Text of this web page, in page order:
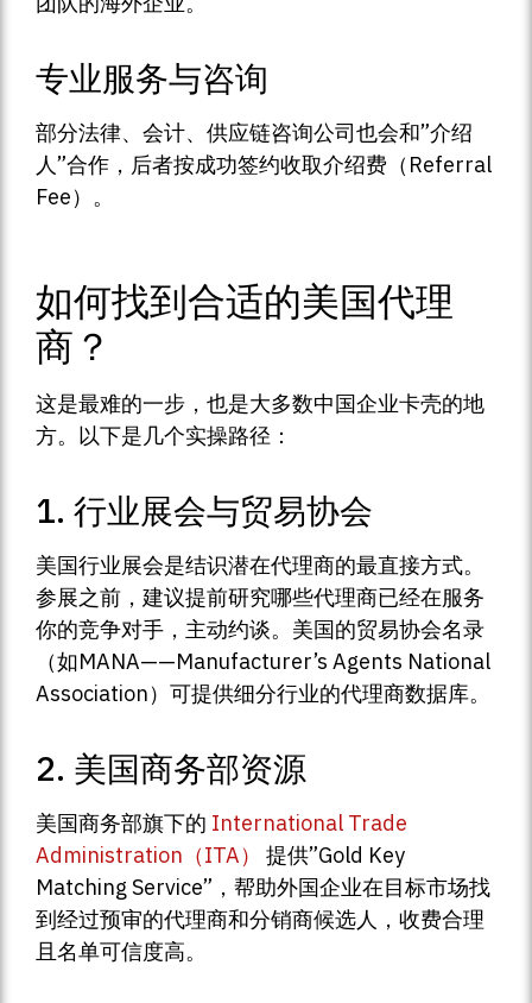
专业服务与咨询
部分法律、会计、供应链咨询公司也会和”介绍
人”合作，后者按成功签约收取介绍费（Referral
Fee）。
如何找到合适的美国代理
商？
这是最难的一步，也是大多数中国企业卡壳的地
方。以下是几个实操路径：
1. 行业展会与贸易协会
美国行业展会是结识潜在代理商的最直接方式。
参展之前，建议提前研究哪些代理商已经在服务
你的竞争对手，主动约谈。美国的贸易协会名录
（如MANA——Manufacturer’s Agents National
Association）可提供细分行业的代理商数据库。
2. 美国商务部资源
美国商务部旗下的 International Trade
Administration（ITA）
提供”Gold Key
Matching Service”，帮助外国企业在目标市场找
到经过预审的代理商和分销商候选人，收费合理
且名单可信度高。